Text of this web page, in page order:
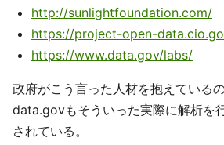
http://sunlightfoundation.com/
https://project-open-
https://www.data.gov/labs/
政府がこう言った人材を抱えている
data.govもそういった実際に解析を
されている。